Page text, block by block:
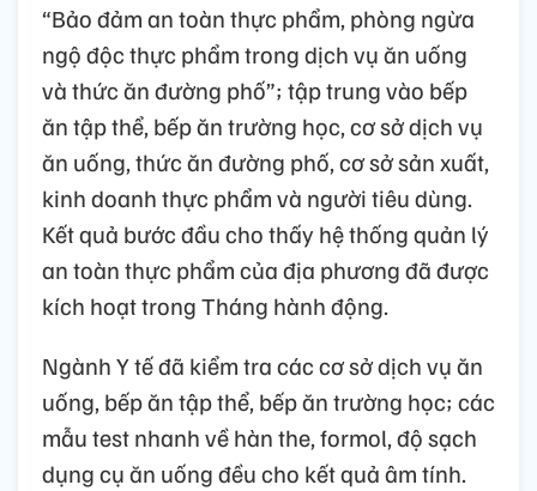
“Bảo đảm an toàn thực phẩm, phòng ngừa
ngộ độc thực phẩm trong dịch vụ ăn uống
và thức ăn đường phố”; tập trung vào bếp
ăn tập thể, bếp ăn trường học, cơ sở dịch vụ
ăn uống, thức ăn đường phố, cơ sở sản xuất,
kinh doanh thực phẩm và người tiêu dùng.
Kết quả bước đầu cho thấy hệ thống quản lý
an toàn thực phẩm của địa phương đã được
kích hoạt trong Tháng hành động.
Ngành Y tế đã kiểm tra các cơ sở dịch vụ ăn
uống, bếp ăn tập thể, bếp ăn trường học; các
mẫu test nhanh về hàn the, formol, độ sạch
dụng cụ ăn uống đều cho kết quả âm tính.